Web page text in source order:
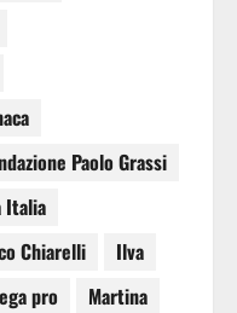
Paolo Grassi
Italia
Chiarelli
Ilva
pro
Martina